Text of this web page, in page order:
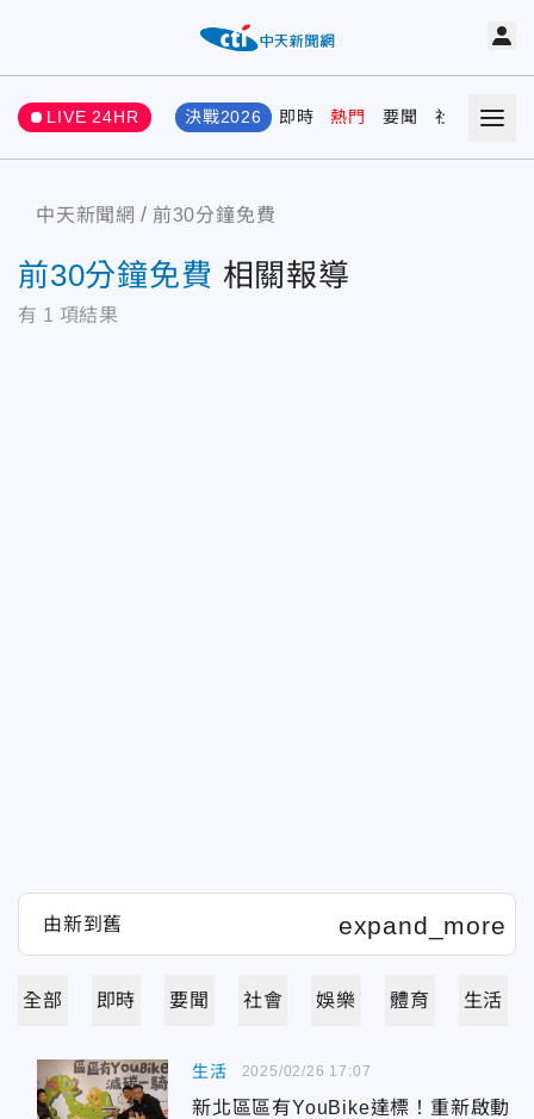
LIVE 24HR 決戰2026 即時 熱門 要聞 社會 娛樂
中天新聞網 前30分鐘免費
前30分鐘免費 相關報導
有 1 項結果
全部 即時 要聞 社會 娛樂 體育 生活
生活
新北區區有YouBike達標！重新啟動
2025/02/26 17:07